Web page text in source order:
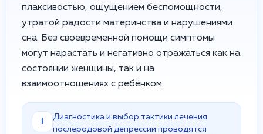
плаксивостью, ощущением беспомощности,
утратой радости материнства и нарушениями
сна. Без своевременной помощи симптомы
могут нарастать и негативно отражаться как на
состоянии женщины, так и на
взаимоотношениях с ребёнком.
i
Диагностика и выбор тактики лечения
послеродовой депрессии проводятся